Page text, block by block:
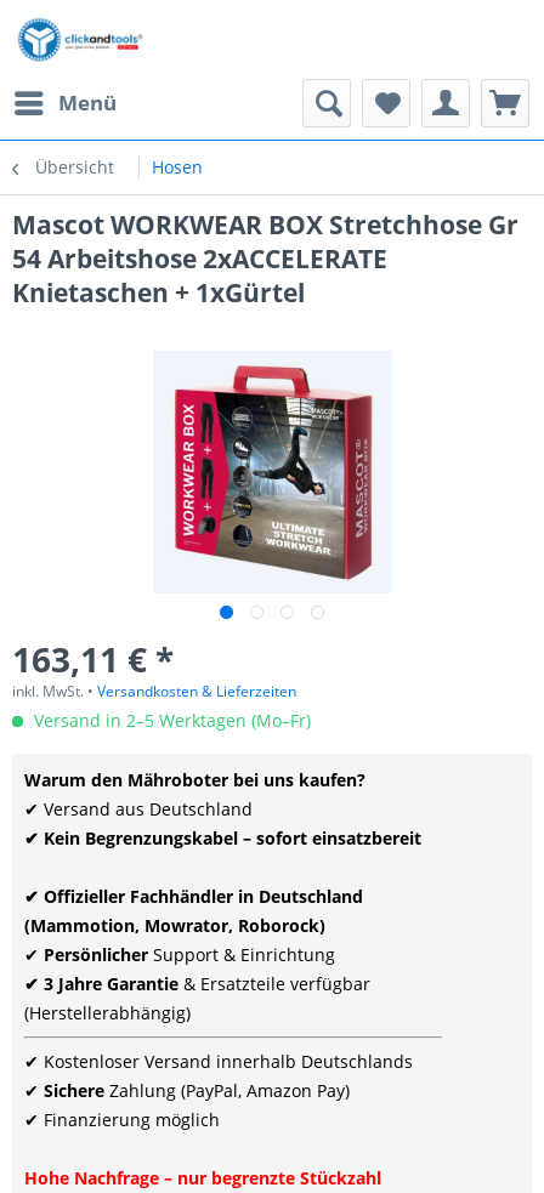
Menü
Übersicht Hosen
Mascot WORKWEAR BOX Stretchhose Gr
54 Arbeitshose 2xACCELERATE
Knietaschen + 1xGürtel
163,11 € *
inkl. MwSt. • Versandkosten & Lieferzeiten
Versand in 2–5 Werktagen (Mo–Fr)
Warum den Mähroboter bei uns kaufen?
✔ Versand aus Deutschland
✔ Kein Begrenzungskabel – sofort einsatzbereit
✔ Offizieller Fachhändler in Deutschland
(Mammotion, Mowrator, Roborock)
✔ Persönlicher Support & Einrichtung
✔ 3 Jahre Garantie & Ersatzteile verfügbar
(Herstellerabhängig)
✔ Kostenloser Versand innerhalb Deutschlands
✔ Sichere Zahlung (PayPal, Amazon Pay)
✔ Finanzierung möglich
Hohe Nachfrage – nur begrenzte Stückzahl